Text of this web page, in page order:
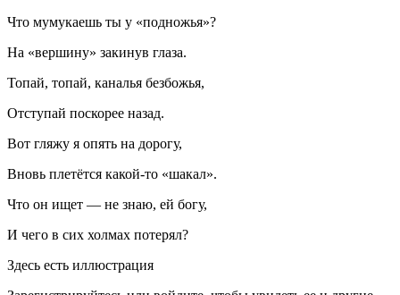
Что мумукаешь ты у «подножья»?
На «вершину» закинув глаза.
Топай, топай, каналья безбожья,
Отступай поскорее назад.
Вот гляжу я опять на дорогу,
Вновь плетётся какой-то «шакал».
Что он ищет — не знаю, ей богу,
И чего в сих холмах потерял?
Здесь есть иллюстрация